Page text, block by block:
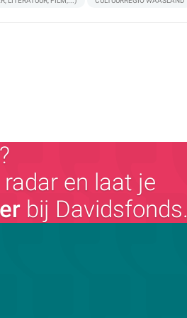
en laat je
bij Davidsfonds.